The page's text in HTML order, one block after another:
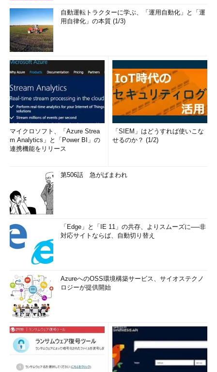
自動運転トラクターに学ぶ、「運用自動化」と「運
用自律化」の本質 (1/3)
マイクロソフト、「Azure Strea
m Analytics」と「Power BI」の
連携機能をリリース
「SIEM」はどうすれば使いこな
せるのか？ (1/2)
第506話 急がばまわれ
「Edge」と「IE 11」の共存、よりスムーズに──非
対応サイトならば、自動切り替え
AzureへのOSS環境構築サービス、サイオステクノ
ロジーが提供開始